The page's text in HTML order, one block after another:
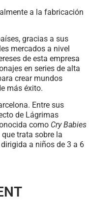
a la fabricación
gracias a sus
mercados a nivel
de esta empresa
en series de alta
crear mundos
más éxito.
Entre sus
de Lágrimas
como Cry Babies
trata sobre la
a niños de 3 a 6